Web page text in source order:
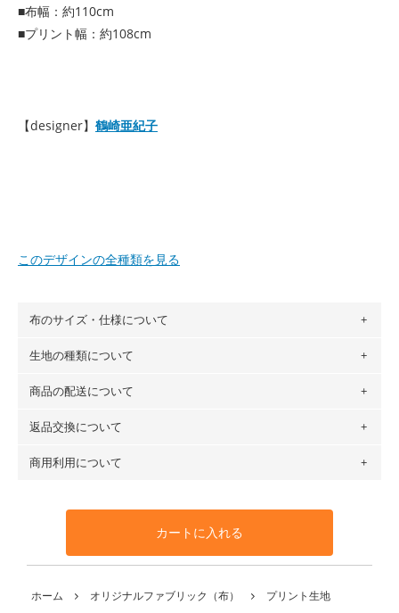
■布幅：約110cm
■プリント幅：約108cm
【designer】 鶴崎亜紀子
このデザインの全種類を見る
布のサイズ・仕様について
布の長さは50cm単位での販売になります。
場合 → 購入数量「7」
※カットを希望の方は備考欄に「50cmずつカット希望」など
生地の種類について
・現在、すべてのデザインのプリントに使用している生地は
ットン（ダブルガーゼ）・100％コットン（ローン）・コッ
トンリネン（ビエラ織）・100％コットン（ツイル）・
100％コットン（キャンバス・11号帆布）です。
生地見本サンプル（無料）を購入する
商品の配送について
・ネコポスでの配送は、布は2mまで型紙は2個までとなりま
も送料の表示が600円となり宅急便での配送となります。
となります。
※万が一、検品時に不備が見つかった場合は、4～5営業日後
の発送となる場合がございます。
※土日祝は営業日に含まれません。
※配送日のご指定は承れません。出来上がり次第、順次発送
返品交換について
・布はご注文後に注文数量のみをプリントするため、
購入後
や用尺をお間違えのないようお願いします。思っていた色味
と違う、などの理由での返品は承れません。予めご了承くだ
商用利用について
す。ハンドメイドサイトなどでの販売用アイテムの製作にご
利用いただけます。「nunocoto fabric使用」といった記載
も不要です。（製品化した際に起こる全ての問題、クレーム
いませんのでご了承ください）
カートに入れる
ホーム オリジナルファブリック（布） プリント生地